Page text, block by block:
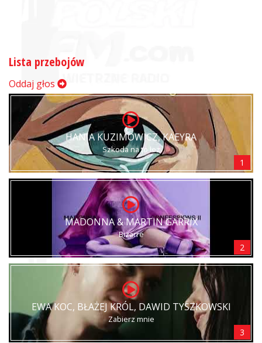
Lista przebojów
Oddaj głos
HANIA KUZIMOWICZ, KAEYRA
Szkoda na to łez
1
MADONNA & MARTIN GARRIX
Bizarre
2
EWA KOC, BŁAŻEJ KRÓL, DAWID TYSZKOWSKI
Zabierz mnie
3